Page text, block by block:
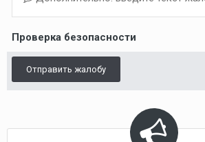
Проверка безопасности
Отправить жалобу